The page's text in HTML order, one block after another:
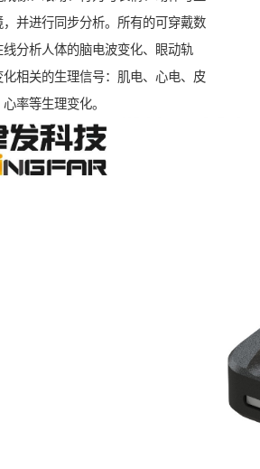
并进行同步分析。所有的可穿戴数
分析人体的脑电波变化、眼动轨
相关的生理信号：肌电、心电、皮
率等生理变化。